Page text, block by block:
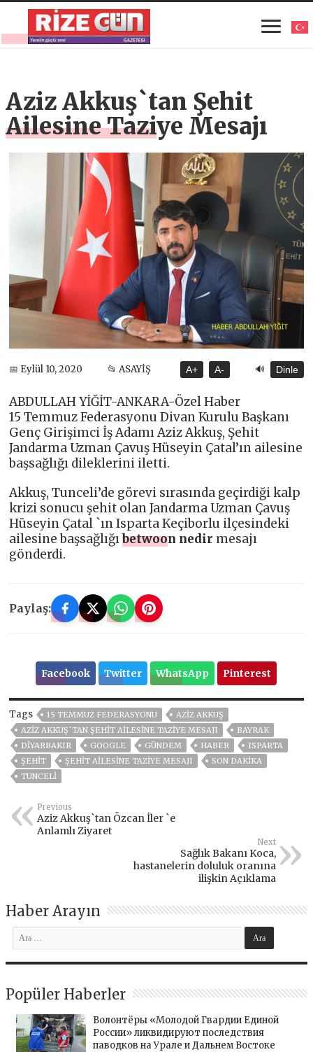
Aziz Akkuş`tan Şehit
Ailesine Taziye Mesajı
📅 Eylül 10, 2020 📂 ASAYİŞ A+ A- 🔊 Dinle
ABDULLAH YİĞİT-ANKARA-Özel Haber
15 Temmuz Federasyonu Divan Kurulu Başkanı
Genç Girişimci İş Adamı Aziz Akkuş, Şehit
Jandarma Uzman Çavuş Hüseyin Çatal’ın ailesine
başsağlığı dileklerini iletti.
Akkuş, Tunceli’de görevi sırasında geçirdiği kalp
krizi sonucu şehit olan Jandarma Uzman Çavuş
Hüseyin Çatal `ın Isparta Keçiborlu ilçesindeki
ailesine başsağlığıbetwoon nedir mesajı
gönderdi.
Paylaş:
Facebook Twitter WhatsApp Pinterest
Tags 15 TEMMUZ FEDERASYONU
AZİZ AKKUŞ
AZIZ AKKUŞ`TAN ŞEHIT AILESINE TAZIYE MESAJI
BAYRAK
DİYARBAKIR
GOOGLE GÜNDEM HABER
ISPARTA
ŞEHİT
ŞEHIT AILESINE TAZIYE MESAJI
SON DAKIKA
TUNCELİ
Previous
Aziz Akkuş`tan Özcan İler `e
Anlamlı Ziyaret
Next
Sağlık Bakanı Koca,
hastanelerin doluluk oranına
ilişkin Açıklama
Haber Arayın
Popüler Haberler
Волонтёры «Молодой Гвардии Единой
России» ликвидируют последствия
паводков на Урале и Дальнем Востоке